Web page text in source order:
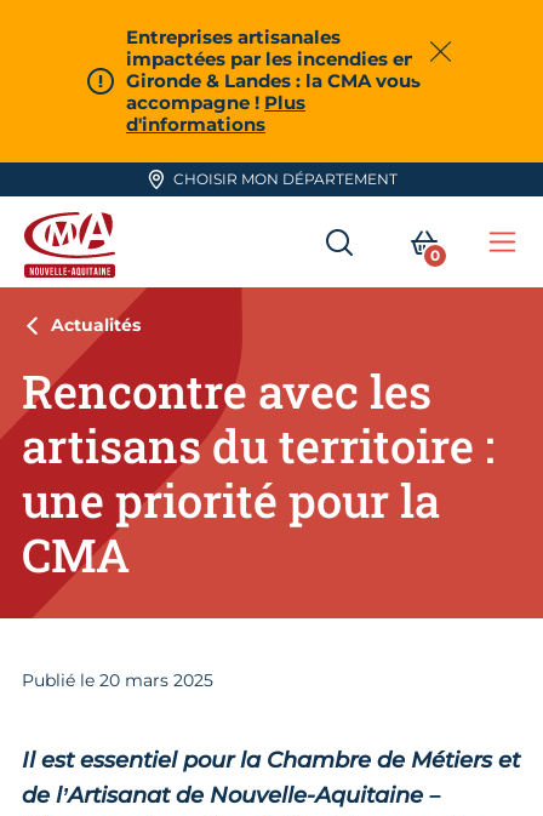
Entreprises artisanales
impactées par les incendies en
Gironde & Landes : la CMA vous
accompagne ! Plus
d'informations
Fermer
CHOISIR MON DÉPARTEMENT
CMA Nouvelle-Aquitaine
RECHERCHER
MON
0
Actualités
Rencontre avec les
artisans du territoire :
une priorité pour la
CMA
Publié le 20 mars 2025
Il est essentiel pour la Chambre de Métiers et
de l’Artisanat de Nouvelle-Aquitaine –